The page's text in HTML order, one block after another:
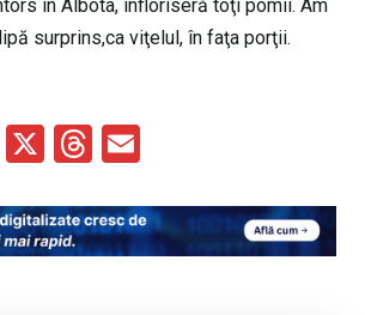
în Albota, înfloriseră toţi pomii. Am
surprins,ca viţelul, în faţa porţii.
W X
T
e
a
ail